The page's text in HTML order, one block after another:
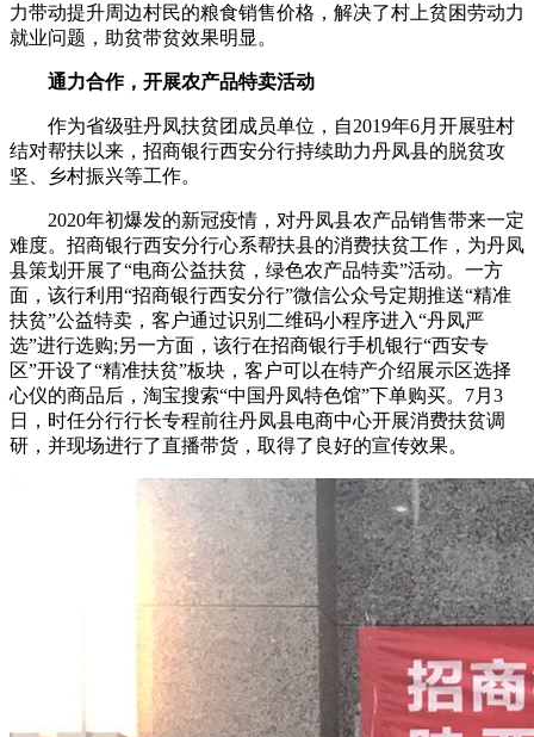
力带动提升周边村民的粮食销售价格，解决了村上贫困劳动力
就业问题，助贫带贫效果明显。
通力合作，开展农产品特卖活动
作为省级驻丹凤扶贫团成员单位，自2019年6月开展驻村
结对帮扶以来，招商银行西安分行持续助力丹凤县的脱贫攻
坚、乡村振兴等工作。
2020年初爆发的新冠疫情，对丹凤县农产品销售带来一定
难度。招商银行西安分行心系帮扶县的消费扶贫工作，为丹凤
县策划开展了“电商公益扶贫，绿色农产品特卖”活动。一方
面，该行利用“招商银行西安分行”微信公众号定期推送“精准
扶贫”公益特卖，客户通过识别二维码小程序进入“丹凤严
选”进行选购;另一方面，该行在招商银行手机银行“西安专
区”开设了“精准扶贫”板块，客户可以在特产介绍展示区选择
心仪的商品后，淘宝搜索“中国丹凤特色馆”下单购买。7月3
日，时任分行行长专程前往丹凤县电商中心开展消费扶贫调
研，并现场进行了直播带货，取得了良好的宣传效果。